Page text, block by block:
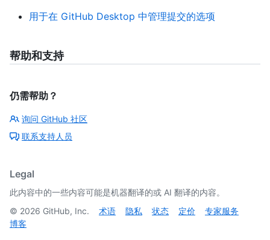
用于在 GitHub Desktop 中管理提交的选项
帮助和支持
仍需帮助？
询问 GitHub 社区
联系支持人员
Legal
此内容中的一些内容可能是机器翻译的或 AI 翻译的内容。
© 2026 GitHub, Inc. 术语 隐私 状态 定价
专家服务
博客